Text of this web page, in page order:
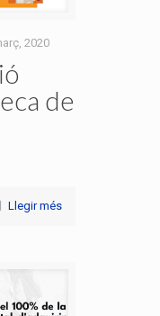
2020
de
Llegir més